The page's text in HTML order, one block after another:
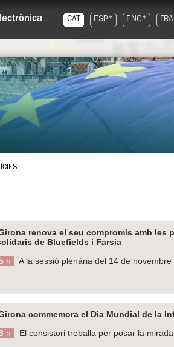
CAT ESP* ENG*
renova el seu compromís amb les
de Bluefields i Farsia
h
A la sessió plenària del 14 de
commemora el Dia Mundial de la
h
El consistori treballa per posar la